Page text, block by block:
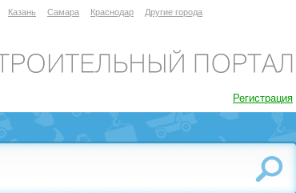
Казань Самара Краснодар Другие города
Регистрация